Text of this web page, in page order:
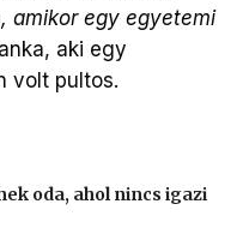
amikor egy egyetemi
aki egy
volt pultos.
oda, ahol nincs igazi